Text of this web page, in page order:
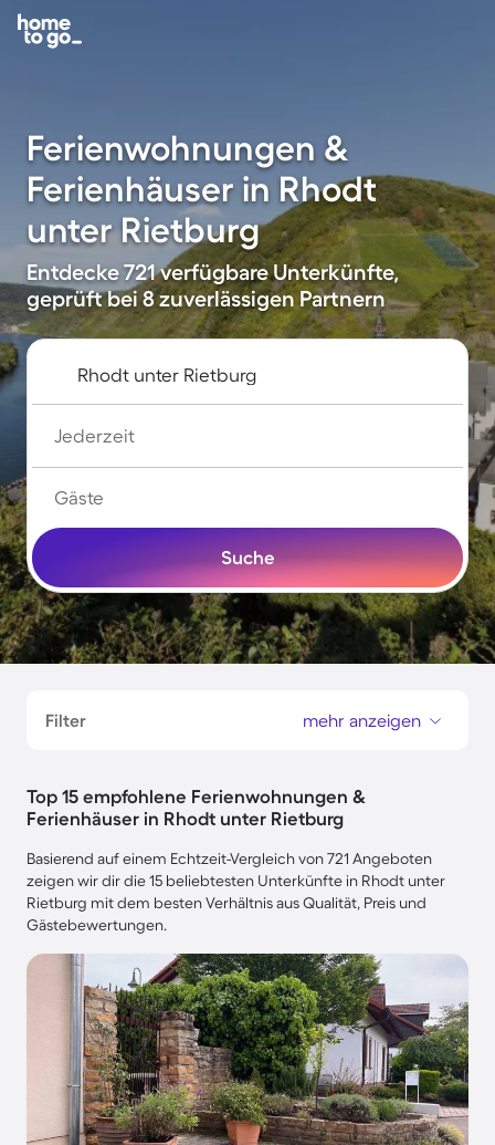
Ferienwohnungen &
Ferienhäuser in Rhodt
unter Rietburg
Entdecke 721 verfügbare Unterkünfte,
geprüft bei 8 zuverlässigen Partnern
Jederzeit
Gäste
Suche
Filter mehr anzeigen
Top 15 empfohlene Ferienwohnungen &
Ferienhäuser in Rhodt unter Rietburg
Basierend auf einem Echtzeit-Vergleich von 721 Angeboten
zeigen wir dir die 15 beliebtesten Unterkünfte in Rhodt unter
Rietburg mit dem besten Verhältnis aus Qualität, Preis und
Gästebewertungen.